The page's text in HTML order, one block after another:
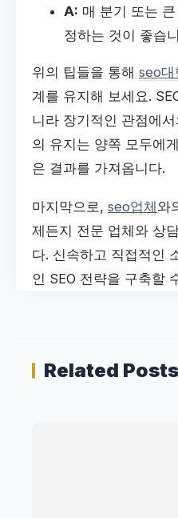
A: 매 분기 또는
정하는 것이 좋습
위의 팁들을 통해 seo대
계를 유지해 보세요.
니라 장기적인 관점에
의 유지는 양쪽 모두에
은 결과를 가져옵니다.
마지막으로, seo업체 와
제든지 전문 업체와 상
다. 신속하고 직접적인
인 SEO 전략을 구축할
Related Posts